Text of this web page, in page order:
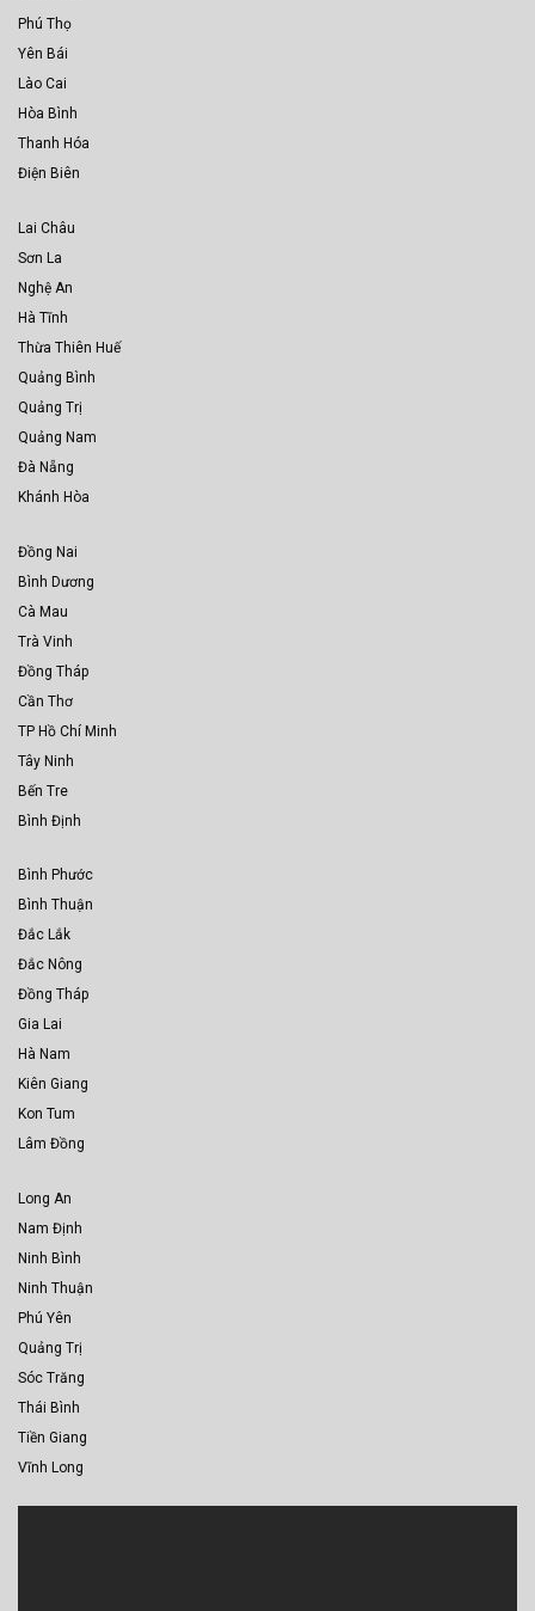
Phú Thọ
Yên Bái
Lào Cai
Hòa Bình
Thanh Hóa
Điện Biên
Lai Châu
Sơn La
Nghệ An
Hà Tĩnh
Thừa Thiên Huế
Quảng Bình
Quảng Trị
Quảng Nam
Đà Nẵng
Khánh Hòa
Đồng Nai
Bình Dương
Cà Mau
Trà Vinh
Đồng Tháp
Cần Thơ
TP Hồ Chí Minh
Tây Ninh
Bến Tre
Bình Định
Bình Phước
Bình Thuận
Đắc Lắk
Đắc Nông
Đồng Tháp
Gia Lai
Hà Nam
Kiên Giang
Kon Tum
Lâm Đồng
Long An
Nam Định
Ninh Bình
Ninh Thuận
Phú Yên
Quảng Trị
Sóc Trăng
Thái Bình
Tiền Giang
Vĩnh Long